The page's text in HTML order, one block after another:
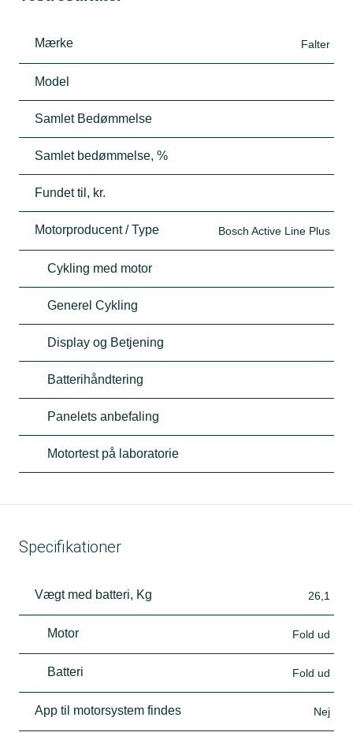
Mærke Falter
Model
Samlet Bedømmelse
Samlet bedømmelse, %
Fundet til, kr.
Motorproducent / Type Bosch Active Line Plus
Cykling med motor
Generel Cykling
Display og Betjening
Batterihåndtering
Panelets anbefaling
Motortest på laboratorie
Specifikationer
Vægt med batteri, Kg 26,1
Motor Fold ud
Batteri Fold ud
App til motorsystem findes Nej